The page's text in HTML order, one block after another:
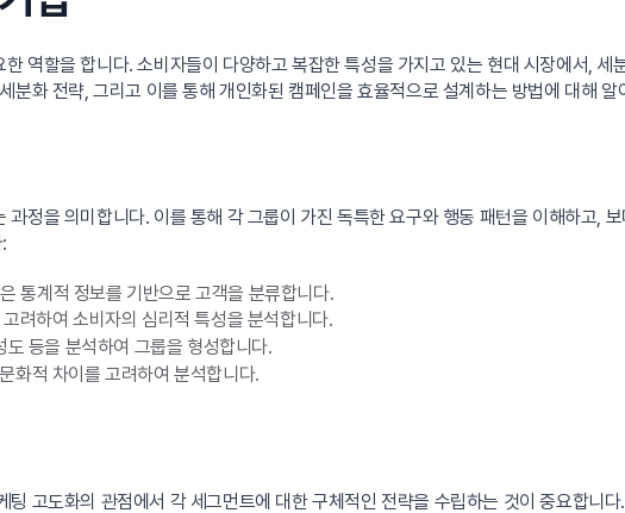
역할을 합니다. 소비자들이 다양하고 복잡한 특성을 가지고 있는 현대 시장에서,
분화 전략, 그리고 이를 통해 개인화된 캠페인을 효율적으로 설계하는 방법에 대해 알
정을 의미합니다. 이를 통해 각 그룹이 가진 독특한 요구와 행동 패턴을 이해하고,
통계적 정보를 기반으로 고객을 분류합니다.
려하여 소비자의 심리적 특성을 분석합니다.
등을 분석하여 그룹을 형성합니다.
화적 차이를 고려하여 분석합니다.
고도화의 관점에서 각 세그먼트에 대한 구체적인 전략을 수립하는 것이 중요합니